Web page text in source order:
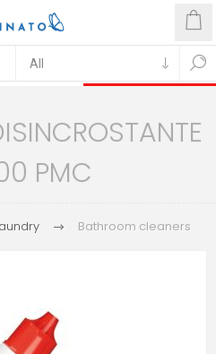
PMC
Bathroom cleaners